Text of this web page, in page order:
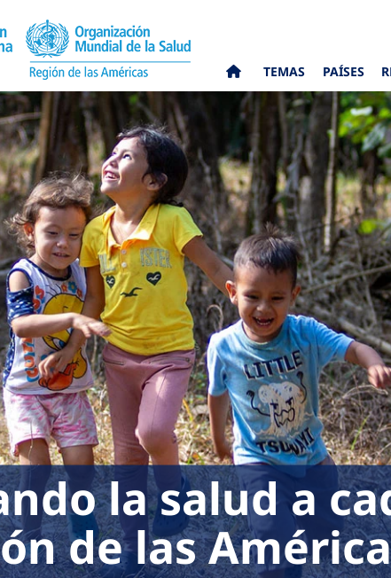
TEMAS PAÍSES
la salud a
de las